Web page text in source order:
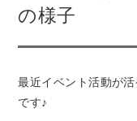
の様子
最近イベント活動が
です♪